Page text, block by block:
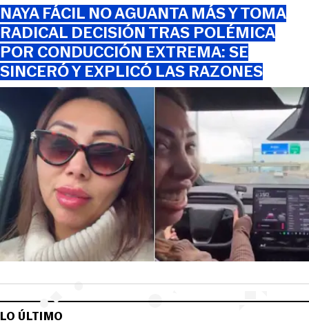
NAYA FÁCIL NO AGUANTA MÁS Y TOMA
RADICAL DECISIÓN TRAS POLÉMICA
POR CONDUCCIÓN EXTREMA: SE
SINCERÓ Y EXPLICÓ LAS RAZONES
LO ÚLTIMO